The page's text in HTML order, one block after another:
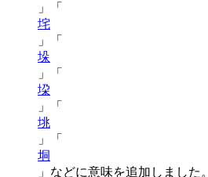
」「
垞
」「
垛
」「
垜
」「
垗
」「
垌
」などに意味を追加しました。